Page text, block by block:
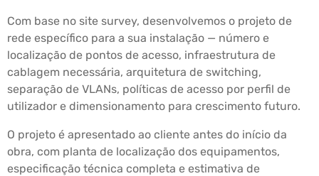
Com base no site survey, desenvolvemos o projeto de
rede específico para a sua instalação — número e
localização de pontos de acesso, infraestrutura de
cablagem necessária, arquitetura de switching,
separação de VLANs, políticas de acesso por perfil de
utilizador e dimensionamento para crescimento futuro.
O projeto é apresentado ao cliente antes do início da
obra, com planta de localização dos equipamentos,
especificação técnica completa e estimativa de